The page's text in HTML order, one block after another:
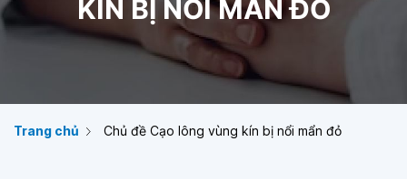
KÍN BỊ NỔI MẨN ĐỎ
Trang chủ Chủ đề Cạo lông vùng kín bị nổi mẩn đỏ